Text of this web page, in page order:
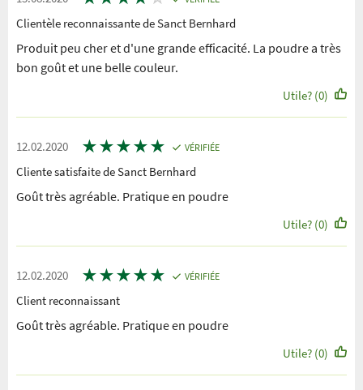
Clientèle reconnaissante de Sanct Bernhard
Produit peu cher et d'une grande efficacité. La poudre a très
bon goût et une belle couleur.
Utile? (0)
12.02.2020 ★★★★★ VÉRIFIÉE
Cliente satisfaite de Sanct Bernhard
Goût très agréable. Pratique en poudre
Utile? (0)
12.02.2020 ★★★★★ VÉRIFIÉE
Client reconnaissant
Goût très agréable. Pratique en poudre
Utile? (0)